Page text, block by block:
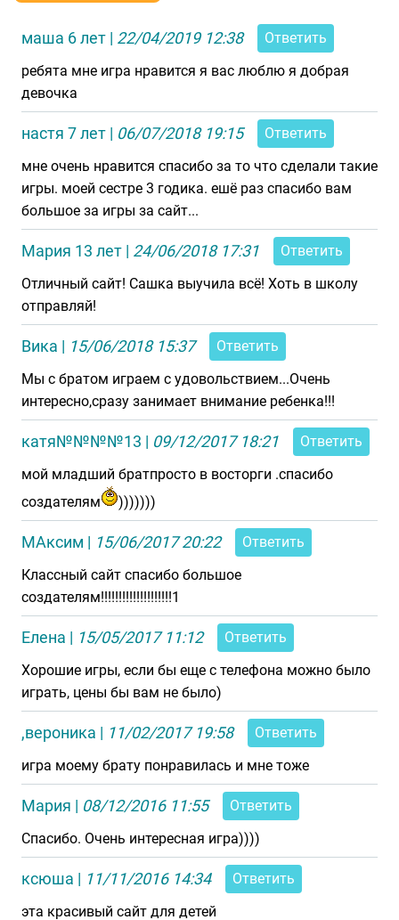
маша 6 лет | 22/04/2019 12:38
Ответить
ребята мне игра нравится я вас люблю я добрая
девочка
настя 7 лет | 06/07/2018 19:15
Ответить
мне очень нравится спасибо за то что сделали такие
игры. моей сестре 3 годика. ешё раз спасибо вам
большое за игры за сайт...
Мария 13 лет | 24/06/2018 17:31
Ответить
Отличный сайт! Сашка выучила всё! Хоть в школу
отправляй!
Вика | 15/06/2018 15:37
Ответить
Мы с братом играем с удовольствием...Очень
интересно,сразу занимает внимание ребенка!!!
катя№№№№13 | 09/12/2017 18:21
Ответить
мой младший братпросто в восторги .спасибо
создателям
)))))))
МАксим | 15/06/2017 20:22
Ответить
Классный сайт спасибо большое
создателям!!!!!!!!!!!!!!!!!!!!1
Елена | 15/05/2017 11:12
Ответить
Хорошие игры, если бы еще с телефона можно было
играть, цены бы вам не было)
,вероника | 11/02/2017 19:58
Ответить
игра моему брату понравилась и мне тоже
Мария | 08/12/2016 11:55
Ответить
Спасибо. Очень интересная игра))))
ксюша | 11/11/2016 14:34
Ответить
эта красивый сайт для детей